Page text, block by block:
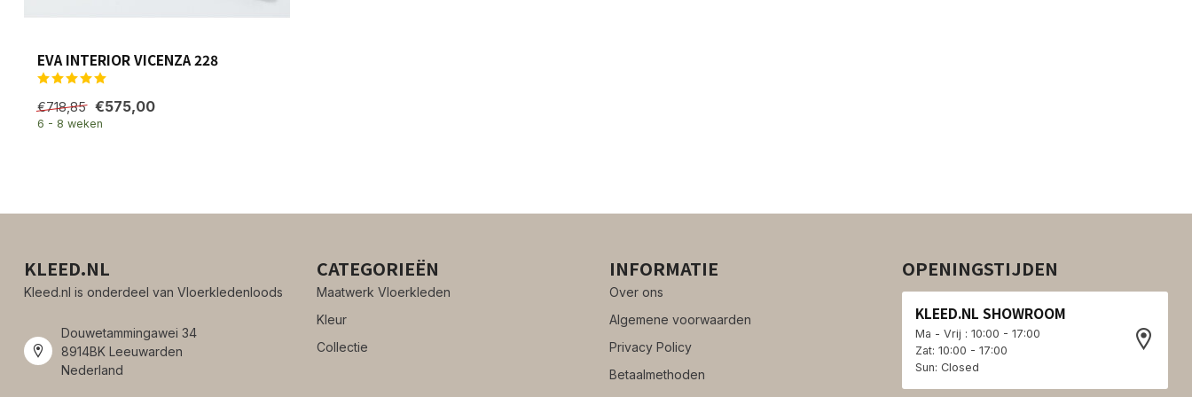
EVA INTERIOR VICENZA 228
€718,85 €575,00
6 - 8 weken
KLEED.NL
Kleed.nl is onderdeel van Vloerkledenloods
Douwetammingawei 34
8914BK Leeuwarden
Nederland
CATEGORIEËN
Maatwerk Vloerkleden
Kleur
Collectie
INFORMATIE
Over ons
Algemene voorwaarden
Privacy Policy
Betaalmethoden
OPENINGSTIJDEN
KLEED.NL SHOWROOM
Ma - Vrij : 10:00 - 17:00
Zat: 10:00 - 17:00
Sun: Closed